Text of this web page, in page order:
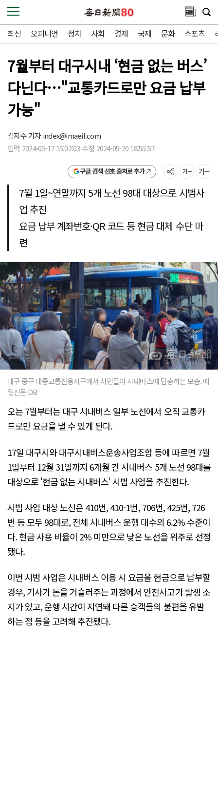
최신 오피니언 정치 사회 경제 국제 문화 스포츠
7월부터 대구시내 ‘현금 없는 버스’
다닌다…"교통카드로만 요금 납부
가능"
김지수 기자index@imaeil.com
입력 2024-05-17 15:02:03 수정 2024-05-20 18:55:57
구글 검색 선호 출처로 추가
7월 1일~연말까지 5개 노선 98대 대상으로 시범사
업 추진
요금 납부 계좌번호·QR 코드 등 현금 대체 수단 마
련
대구 중구 대중교통전용지구에서 시민들이 시내버스에 탑승하는 모습. 매
일신문 DB
오는 7월부터는 대구 시내버스 일부 노선에서 오직 교통카
드로만 요금을 낼 수 있게 된다.
17일 대구시와 대구시내버스운송사업조합 등에 따르면 7월
1일부터 12월 31일까지 6개월 간 시내버스 5개 노선 98대를
대상으로 '현금 없는 시내버스' 시범 사업을 추진한다.
시범 사업 대상 노선은 410번, 410-1번, 706번, 425번, 726
번 등 모두 98대로, 전체 시내버스 운행 대수의 6.2% 수준이
다. 현금 사용 비율이 2% 미만으로 낮은 노선을 위주로 선정
됐다.
이번 시범 사업은 시내버스 이용 시 요금을 현금으로 납부할
경우, 기사가 돈을 거슬러주는 과정에서 안전사고가 발생 소
지가 있고, 운행 시간이 지연돼 다른 승객들의 불편을 유발
하는 점 등을 고려해 추진됐다.